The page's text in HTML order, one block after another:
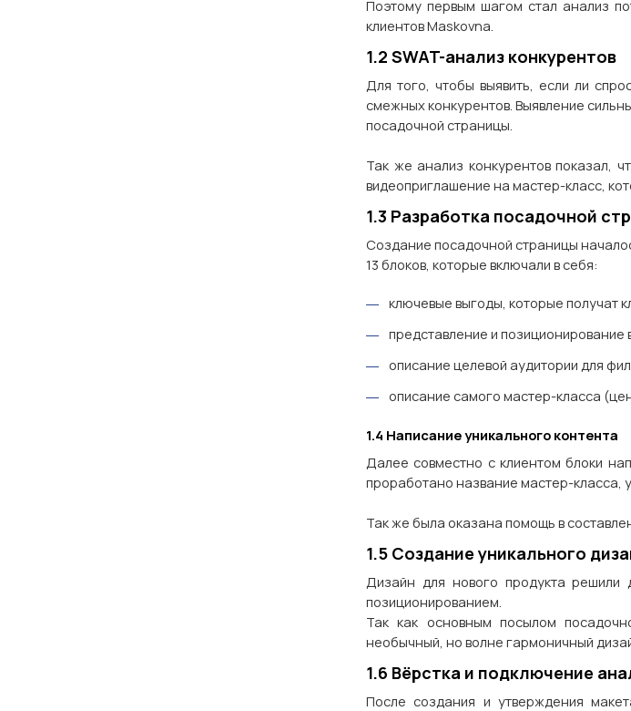
Поэтому первым шагом стал анализ
клиентов Maskovna.
1.2 SWAT-анализ конкурентов
Для того, чтобы выявить, если ли
смежных конкурентов. Выявление
посадочной страницы.
Так же анализ конкурентов показал,
видеоприглашение на мастер-класс,
1.3 Разработка посадочной
Создание посадочной страницы
13 блоков, которые включали в себя:
ключевые выгоды, которые получат
представление и
описание целевой аудитории для
описание самого мастер-класса
1.4 Написание уникального контента
Далее совместно с клиентом блоки
проработано название мастер-класса,
Так же была оказана помощь в
1.5 Создание уникального
Дизайн для нового продукта решили
позиционированием.
Так как основным посылом
необычный, но волне гармоничный
1.6 Вёрстка и подключение
После создания и утверждения